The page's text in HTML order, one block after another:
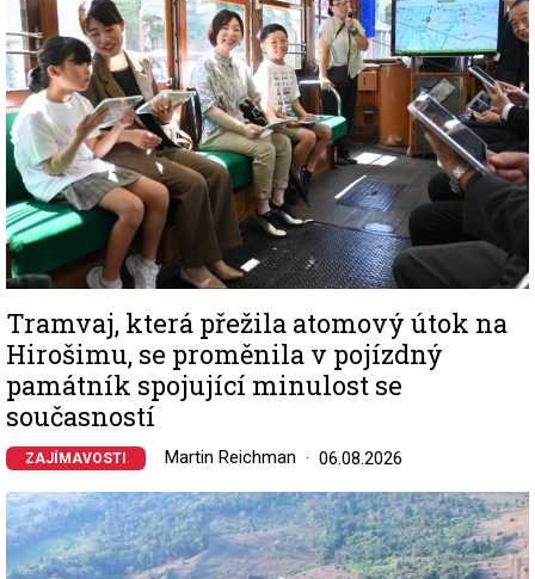
Tramvaj, která přežila atomový útok na
Hirošimu, se proměnila v pojízdný
památník spojující minulost se
současností
ZAJÍMAVOSTI Martin Reichman 06.08.2026
Image